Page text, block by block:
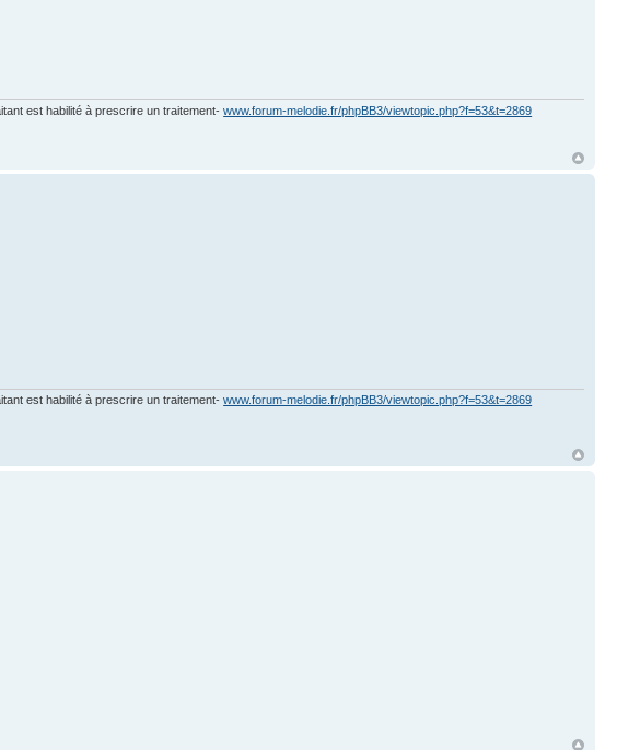
est habilité à prescrire un traitement-www.forum-melodie.fr/phpBB3/viewtopic.php?f=53&t=2869
est habilité à prescrire un traitement-www.forum-melodie.fr/phpBB3/viewtopic.php?f=53&t=2869